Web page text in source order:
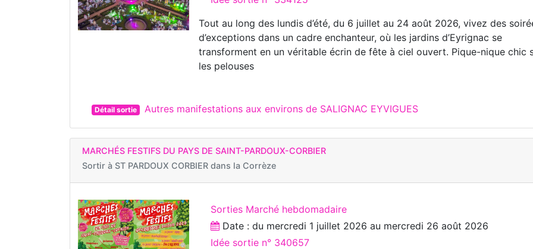
Tout au long des lundis d’été, du 6 juillet au 24 août 2026, vivez des
d’exceptions dans un cadre enchanteur, où les jardins d’Eyrignac se
transforment en un véritable écrin de fête à ciel ouvert. Pique-nique chic
les pelouses
Détail sortie Autres manifestations aux environs de SALIGNAC EYVIGUES
MARCHÉS FESTIFS DU PAYS DE SAINT-PARDOUX-CORBIER
Sortir à ST PARDOUX CORBIER dans la Corrèze
Sorties Marché hebdomadaire
Date : du mercredi 1 juillet 2026 au mercredi 26 août 2026
Idée sortie n° 340657